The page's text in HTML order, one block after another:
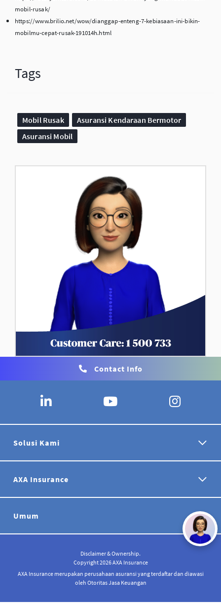
mobil-rusak/
https://www.brilio.net/wow/dianggap-enteng-7-kebiasaan-ini-bikin-
mobilmu-cepat-rusak-191014h.html
Tags
Mobil Rusak
Asuransi Kendaraan Bermotor
Asuransi Mobil
Contact Info
Solusi Kami
AXA Insurance
Umum
Disclaimer & Ownership.
Copyright 2026 AXA Insurance
AXA Insurance merupakan perusahaan asuransi yang terdaftar dan diawasi
oleh Otoritas Jasa Keuangan